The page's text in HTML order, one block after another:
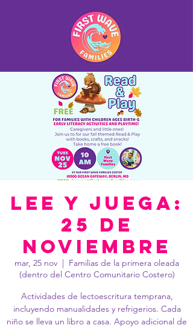
Lee y juega:
25 de
noviembre
mar, 25 nov
  |
Familias de la primera oleada
(dentro del Centro Comunitario Costero)
Actividades de lectoescritura temprana,
incluyendo manualidades y refrigerios. Cada
niño se lleva un libro a casa. Apoyo adicional de